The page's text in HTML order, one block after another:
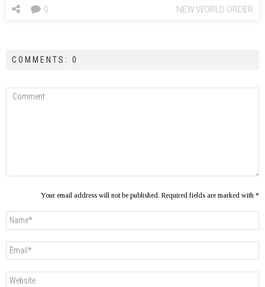
NEW WORLD ORDER
0
COMMENTS: 0
Your email address will not be published. Required fields are marked with *